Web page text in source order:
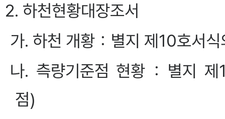
2. 하천현황대장조서
가. 하천 개황：별지 제10호서
나. 측량기준점 현황：별지 제
점)